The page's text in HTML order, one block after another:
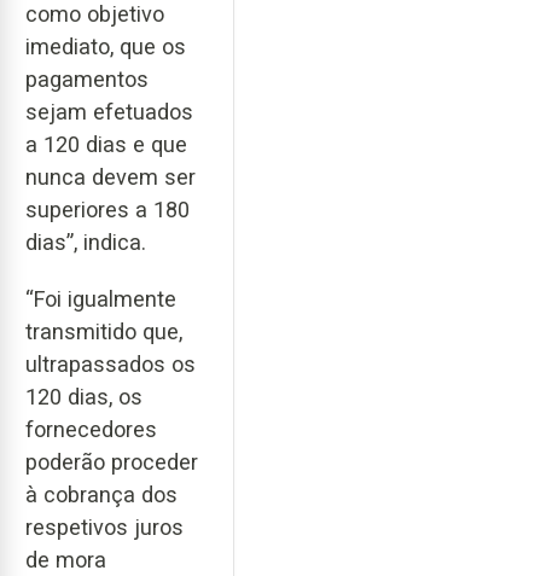
como objetivo
imediato, que os
pagamentos
sejam efetuados
a 120 dias e que
nunca devem ser
superiores a 180
dias”, indica.
“Foi igualmente
transmitido que,
ultrapassados os
120 dias, os
fornecedores
poderão proceder
à cobrança dos
respetivos juros
de mora